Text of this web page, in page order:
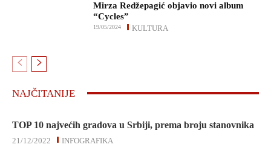
Mirza Redžepagić objavio novi album
“Cycles”
KULTURA
19/05/2024
NAJČITANIJE
TOP 10 najvećih gradova u Srbiji, prema broju stanovnika
INFOGRAFIKA
21/12/2022